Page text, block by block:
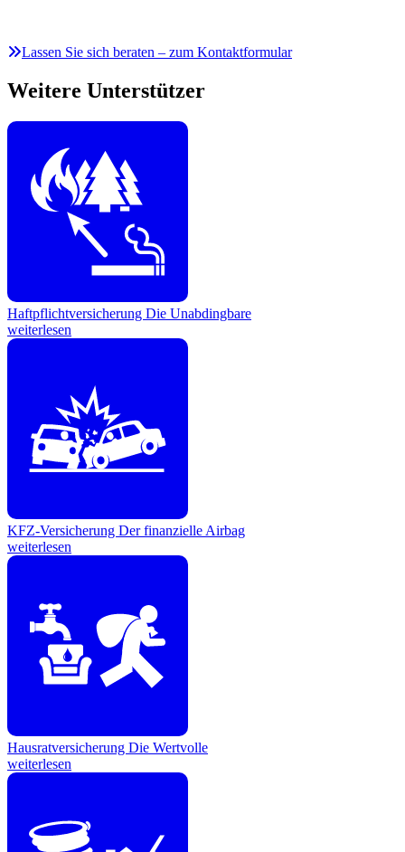
Lassen Sie sich beraten – zum Kontaktformular
Weitere Unterstützer
Haftpflichtversicherung Die Unabdingbare
weiterlesen
KFZ-Versicherung Der finanzielle Airbag
weiterlesen
Hausratversicherung Die Wertvolle
weiterlesen